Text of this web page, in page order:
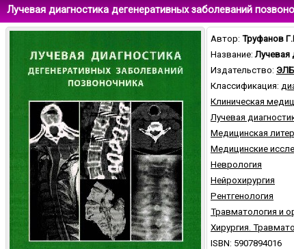
Лучевая диагностика дегенеративных заболеваний
Автор: Труфанов
Название:Лучевая
Издательство:
Классификация:
Клиническая
Лучевая
Медицинская
Медицинские
Неврология
Нейрохирургия
Рентгенология
Травматология и
Хирургия.
ISBN: 5907894016